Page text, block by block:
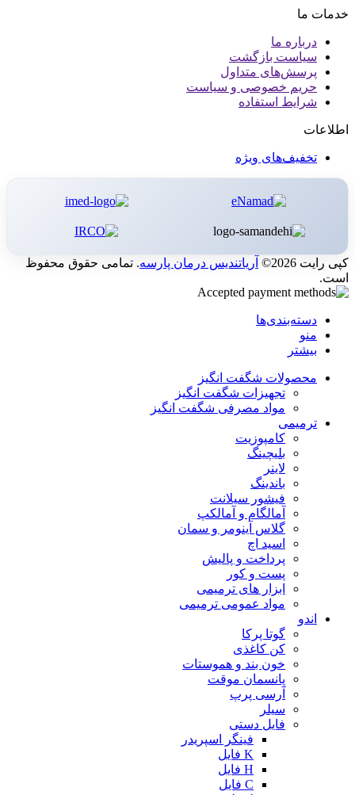
خدمات ما
درباره ما
سیاست بازگشت
پرسش‌های متداول
حریم خصوصی و سیاست
شرایط استفاده
اطلاعات
تخفیف‌های ویژه
کپی رایت 2026© آریاتندیس درمان پارسه. تمامی حقوق محفوظ
است.
دسته‌بندی‌ها
منو
بیشتر
محصولات شگفت انگیز
تجهیزات شگفت انگیز
مواد مصرفی شگفت انگیز
ترمیمی
کامپوزیت
بلیچینگ
لاینر
باندینگ
فیشور سیلانت
آمالگام و آمالکپ
گلاس آینومر و سمان
اسید اچ
پرداخت و پالیش
پست و کور
ابزار های ترمیمی
مواد عمومی ترمیمی
اندو
گوتا پرکا
کن کاغذی
خون بند و هموستات
پانسمان موقت
آرسی پرپ
سیلر
فایل دستی
فینگر اسپریدر
K فایل
H فایل
C فایل